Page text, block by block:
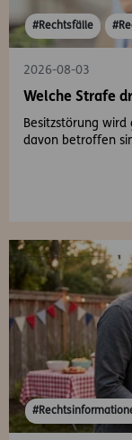
#Rechtsfälle
2026-08-03
Welche Strafe
Besitzstörung wird
davon betroffen